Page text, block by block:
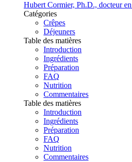
Hubert Cormier, Ph.D., docteur
Catégories
Crêpes
Déjeuners
Table des matières
Introduction
Ingrédients
Préparation
FAQ
Nutrition
Commentaires
Table des matières
Introduction
Ingrédients
Préparation
FAQ
Nutrition
Commentaires